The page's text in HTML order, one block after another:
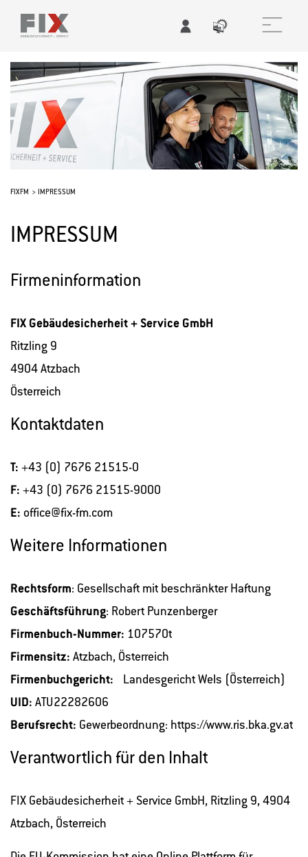
FIXFM IMPRESSUM
IMPRESSUM
Firmeninformation
FIX Gebäudesicherheit + Service GmbH
Ritzling 9
4904 Atzbach
Österreich
Kontaktdaten
T: +43 (0) 7676 21515-0
F: +43 (0) 7676 21515-9000
E: office@fix-fm.com
Weitere Informationen
Rechtsform: Gesellschaft mit beschränkter Haftung
Geschäftsführung: Robert Punzenberger
Firmenbuch-Nummer: 107570t
Firmensitz: Atzbach, Österreich
Firmenbuchgericht:
Landesgericht Wels (Österreich)
UID: ATU22282606
Berufsrecht: Gewerbeordnung: https://www.ris.bka.gv.at
Verantwortlich für den Inhalt
FIX Gebäudesicherheit + Service GmbH, Ritzling 9, 4904
Atzbach, Österreich